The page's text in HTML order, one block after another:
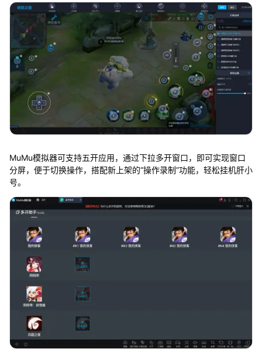
MuMu模拟器可支持五开应用，通过下拉多开窗口，即可实现窗口
分屏，便于切换操作，搭配新上架的“操作录制”功能，轻松挂机肝小
号。